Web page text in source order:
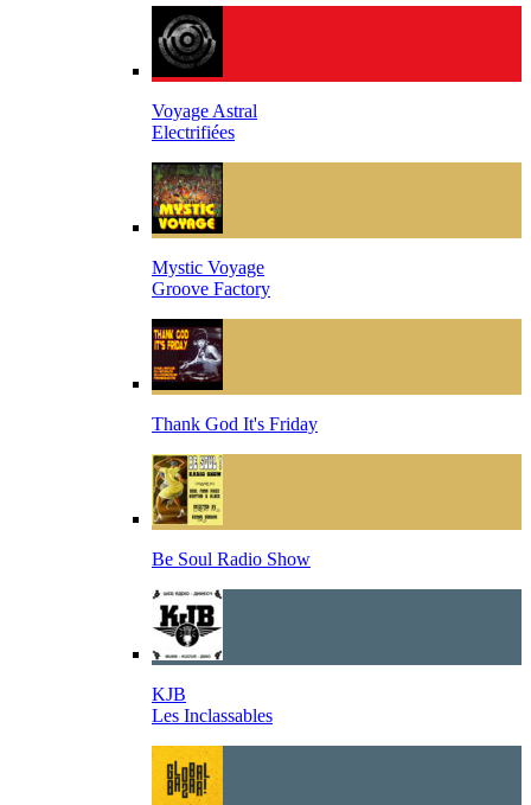
Voyage Astral
Electrifiées
Mystic Voyage
Groove Factory
Thank God It's Friday
Be Soul Radio Show
KJB
Les Inclassables